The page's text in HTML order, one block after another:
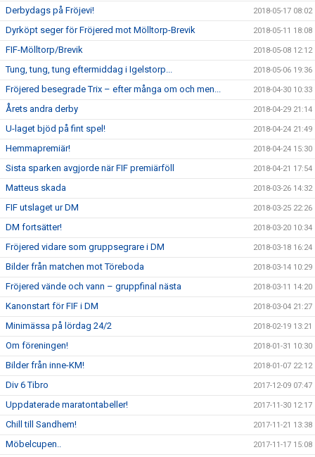
Derbydags på Fröjevi! 2018-05-17 08:02
Dyrköpt seger för Fröjered mot Mölltorp-Brevik 2018-05-11 18:08
FIF-Mölltorp/Brevik 2018-05-08 12:12
Tung, tung, tung eftermiddag i Igelstorp... 2018-05-06 19:36
Fröjered besegrade Trix – efter många om och men... 2018-04-30 10:33
Årets andra derby 2018-04-29 21:14
U-laget bjöd på fint spel! 2018-04-24 21:49
Hemmapremiär! 2018-04-24 15:30
Sista sparken avgjorde när FIF premiärföll 2018-04-21 17:54
Matteus skada 2018-03-26 14:32
FIF utslaget ur DM 2018-03-25 22:26
DM fortsätter! 2018-03-20 10:34
Fröjered vidare som gruppsegrare i DM 2018-03-18 16:24
Bilder från matchen mot Töreboda 2018-03-14 10:29
Fröjered vände och vann – gruppfinal nästa 2018-03-11 14:20
Kanonstart för FIF i DM 2018-03-04 21:27
Minimässa på lördag 24/2 2018-02-19 13:21
Om föreningen! 2018-01-31 10:30
Bilder från inne-KM! 2018-01-07 22:12
Div 6 Tibro 2017-12-09 07:47
Uppdaterade maratontabeller! 2017-11-30 12:17
Chill till Sandhem! 2017-11-21 13:38
Möbelcupen.. 2017-11-17 15:08